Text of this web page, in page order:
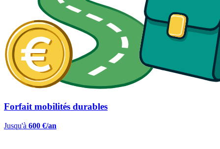
Forfait mobilités durables
Jusqu'à 600 €/an